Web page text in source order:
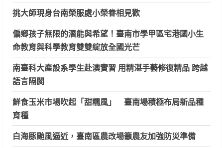
挑大師現身台南榮服處小榮眷相見歡
偏鄉孩子無限的潛能與希望！臺南市學甲區宅港國小生
命教育與科學教育雙雙綻放全國光芒
南臺科大產設系學生赴澳實習 用精湛手藝修復精品 跨越
語言隔閡
鮮食玉米市場吹起「甜糯風」 臺南場積極布局新品種
育種
白海豚颱風逼近，臺南區農改場籲農友加強防災準備